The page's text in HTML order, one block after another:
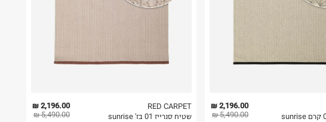
2,196.00 ₪
5,490.00 ₪
RED CARPET
שטיח סנרייז 01 בז' sunrise
2,196.00 ₪
5,490.00 ₪